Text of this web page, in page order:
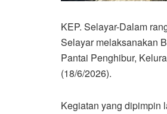
KEP. Selayar-Dalam
Selayar melaksanakan
Pantai Penghibur,
(18/6/2026).
Kegiatan yang dipimpin